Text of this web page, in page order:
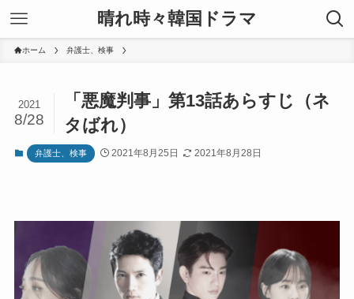
晴れ時々韓国ドラマ
ホーム 弁護士、検事
「悪魔判事」第13話あらすじ（ネ
タばれ）
2021
8/28
弁護士、検事 2021年8月25日 2021年8月28日